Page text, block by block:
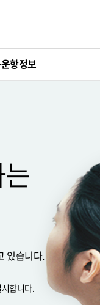
항정보
있습니다.
합니다.